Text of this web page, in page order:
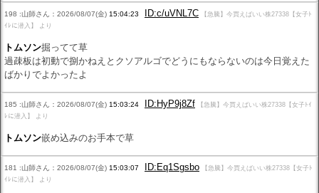
198 :山師さん：2026/08/07(金) 15:04:23 ID:c/uVNL7C
【急騰】今買えばいい株27338【女子ﾄ
ｲﾚに潜入】 より
トムソン掘ってて草
過疎板は初動で捌かねえとクソアルゴでどうにもならないのは今日覚えた
ばかりでよかったよ
185 :山師さん：2026/08/07(金) 15:03:24 ID:HyP9j8Zf
【急騰】今買えばいい株27338【女子ﾄｲ
ﾚに潜入】 より
トムソン嵌め込みのお手本で草
181 :山師さん：2026/08/07(金) 15:03:07 ID:Eq1Sgsbo
【急騰】今買えばいい株27338【女子ﾄ
ｲﾚに潜入】 より